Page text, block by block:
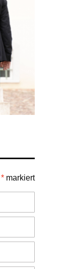
* markiert